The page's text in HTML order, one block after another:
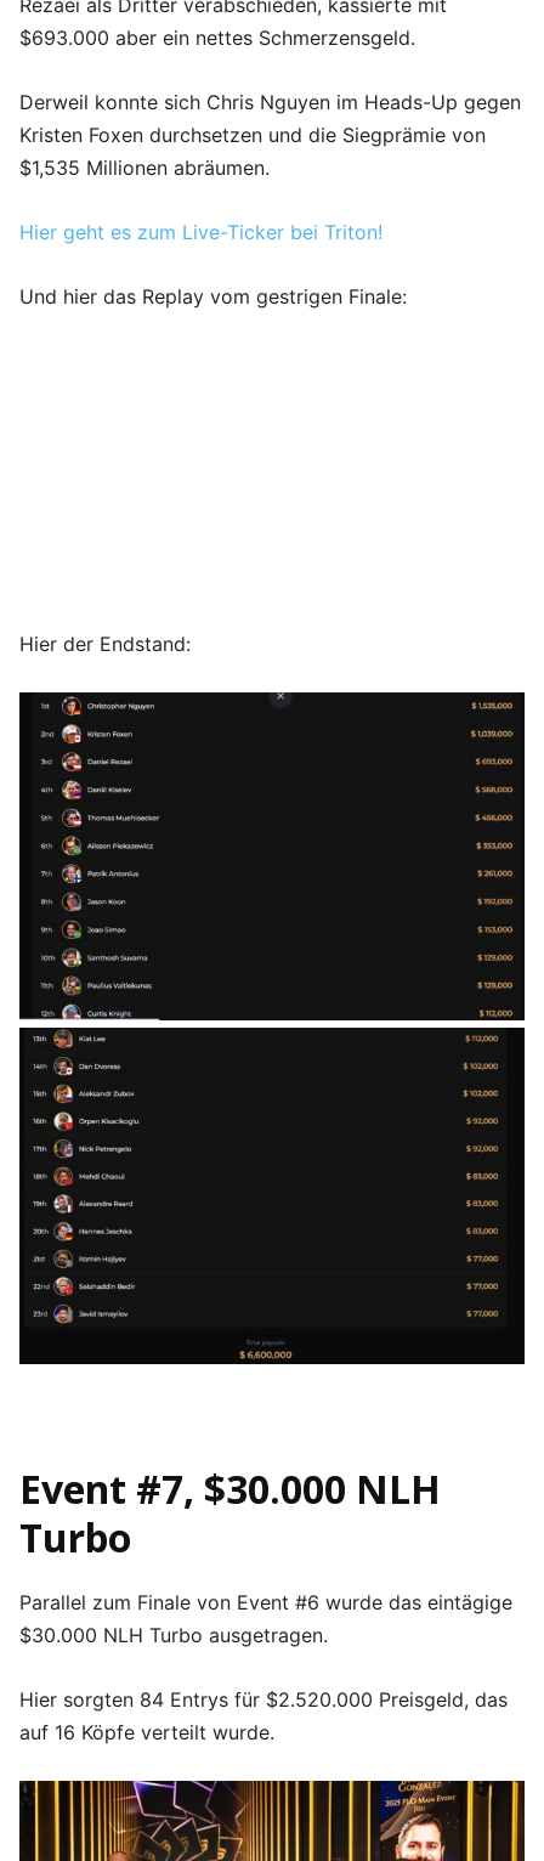
$693.000 aber ein nettes Schmerzensgeld.
Derweil konnte sich Chris Nguyen im Heads-Up gegen
Kristen Foxen durchsetzen und die Siegprämie von
$1,535 Millionen abräumen.
Hier geht es zum Live-Ticker bei Triton!
Und hier das Replay vom gestrigen Finale:
Hier der Endstand:
Event #7, $30.000 NLH
Turbo
Parallel zum Finale von Event #6 wurde das eintägige
$30.000 NLH Turbo ausgetragen.
Hier sorgten 84 Entrys für $2.520.000 Preisgeld, das
auf 16 Köpfe verteilt wurde.